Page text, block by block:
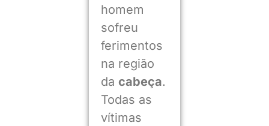
homem
sofreu
ferimentos
na região
da cabeça.
Todas as
vítimas